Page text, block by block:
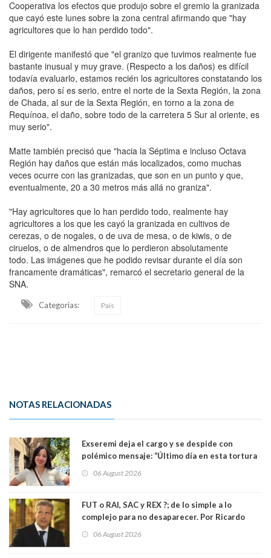
Cooperativa los efectos que produjo sobre el gremio la granizada
que cayó este lunes sobre la zona central afirmando que "hay
agricultores que lo han perdido todo".
El dirigente manifestó que "el granizo que tuvimos realmente fue
bastante inusual y muy grave. (Respecto a los daños) es difícil
todavía evaluarlo, estamos recién los agricultores constatando los
daños, pero sí es serio, entre el norte de la Sexta Región, la zona
de Chada, al sur de la Sexta Región, en torno a la zona de
Requínoa, el daño, sobre todo de la carretera 5 Sur al oriente, es
muy serio".
Matte también precisó que "hacia la Séptima e incluso Octava
Región hay daños que están más localizados, como muchas
veces ocurre con las granizadas, que son en un punto y que,
eventualmente, 20 a 30 metros más allá no graniza".
"Hay agricultores que lo han perdido todo, realmente hay
agricultores a los que les cayó la granizada en cultivos de
cerezas, o de nogales, o de uva de mesa, o de kiwis, o de
ciruelos, o de almendros que lo perdieron absolutamente
todo. Las imágenes que he podido revisar durante el día son
francamente dramáticas", remarcó el secretario general de la
SNA.
Categorias: País
NOTAS RELACIONADAS
Exseremi deja el cargo y se despide con
polémico mensaje: “Último día en esta tortura
06 August 2026
FUT o RAI, SAC y REX ?; de lo simple a lo
complejo para no desaparecer. Por Ricardo
06 August 2026